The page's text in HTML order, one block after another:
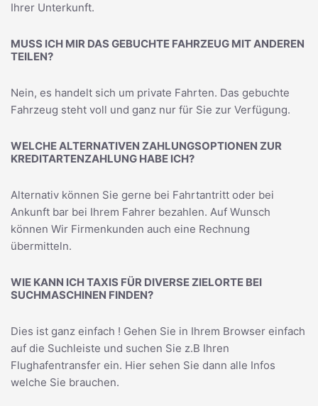
Ihrer Unterkunft.
MUSS ICH MIR DAS GEBUCHTE FAHRZEUG MIT ANDEREN
TEILEN?
Nein, es handelt sich um private Fahrten. Das gebuchte
Fahrzeug steht voll und ganz nur für Sie zur Verfügung.
WELCHE ALTERNATIVEN ZAHLUNGSOPTIONEN ZUR
KREDITARTENZAHLUNG HABE ICH?
Alternativ können Sie gerne bei Fahrtantritt oder bei
Ankunft bar bei Ihrem Fahrer bezahlen. Auf Wunsch
können Wir Firmenkunden auch eine Rechnung
übermitteln.
WIE KANN ICH TAXIS FÜR DIVERSE ZIELORTE BEI
SUCHMASCHINEN FINDEN?
Dies ist ganz einfach ! Gehen Sie in Ihrem Browser einfach
auf die Suchleiste und suchen Sie z.B Ihren
Flughafentransfer ein. Hier sehen Sie dann alle Infos
welche Sie brauchen.